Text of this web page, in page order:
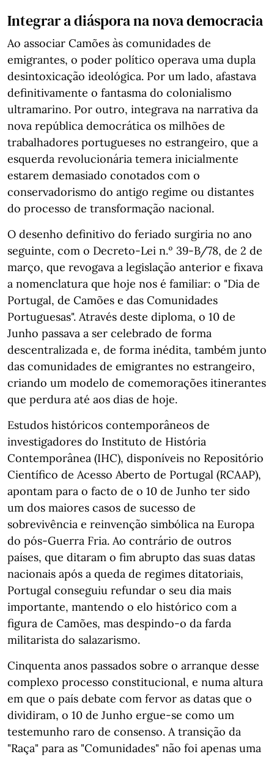
Integrar a diáspora na nova democracia
Ao associar Camões às comunidades de
emigrantes, o poder político operava uma dupla
desintoxicação ideológica. Por um lado, afastava
definitivamente o fantasma do colonialismo
ultramarino. Por outro, integrava na narrativa da
nova república democrática os milhões de
trabalhadores portugueses no estrangeiro, que a
esquerda revolucionária temera inicialmente
estarem demasiado conotados com o
conservadorismo do antigo regime ou distantes
do processo de transformação nacional.
O desenho definitivo do feriado surgiria no ano
seguinte, com o Decreto-Lei n.º 39-B/78, de 2 de
março, que revogava a legislação anterior e fixava
a nomenclatura que hoje nos é familiar: o "Dia de
Portugal, de Camões e das Comunidades
Portuguesas". Através deste diploma, o 10 de
Junho passava a ser celebrado de forma
descentralizada e, de forma inédita, também junto
das comunidades de emigrantes no estrangeiro,
criando um modelo de comemorações itinerantes
que perdura até aos dias de hoje.
Estudos históricos contemporâneos de
investigadores do Instituto de História
Contemporânea (IHC), disponíveis no Repositório
Científico de Acesso Aberto de Portugal (RCAAP),
apontam para o facto de o 10 de Junho ter sido
um dos maiores casos de sucesso de
sobrevivência e reinvenção simbólica na Europa
do pós-Guerra Fria. Ao contrário de outros
países, que ditaram o fim abrupto das suas datas
nacionais após a queda de regimes ditatoriais,
Portugal conseguiu refundar o seu dia mais
importante, mantendo o elo histórico com a
figura de Camões, mas despindo-o da farda
militarista do salazarismo.
Cinquenta anos passados sobre o arranque desse
complexo processo constitucional, e numa altura
em que o país debate com fervor as datas que o
dividiram, o 10 de Junho ergue-se como um
testemunho raro de consenso. A transição da
"Raça" para as "Comunidades" não foi apenas uma